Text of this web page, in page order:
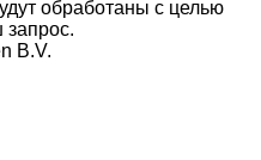
обработаны с целью
запрос.
B.V.